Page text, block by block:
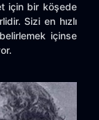
için bir köşede
Sizi en hızlı
içinse